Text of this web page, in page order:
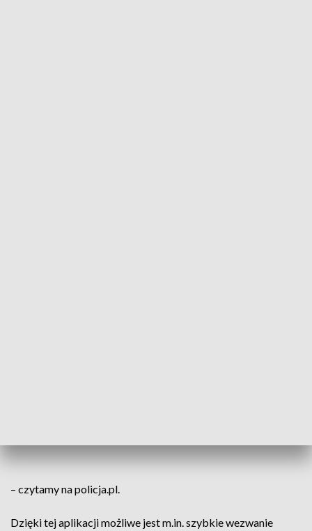
– czytamy na policja.pl.
Dzięki tej aplikacji możliwe jest m.in. szybkie wezwanie